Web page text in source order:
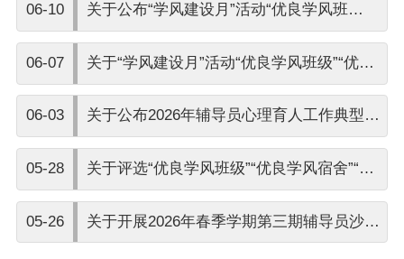
06-10 关于公布“学风建设月”活动“优良学风班
志愿者”评选结果的通知
06-07 关于“学风建设月”活动“优良学风班级”“优良
者”评选结果的公示
06-03 关于公布2026年辅导员心理育人工作典型案
05-28 关于评选“优良学风班级”“优良学风宿舍”“优
05-26 关于开展2026年春季学期第三期辅导员沙龙